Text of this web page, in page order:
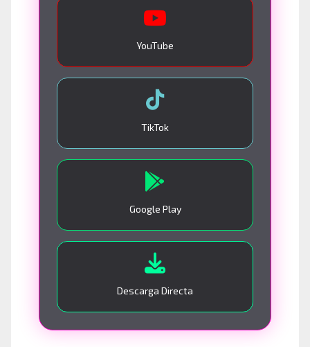
YouTube
TikTok
Google Play
Descarga Directa